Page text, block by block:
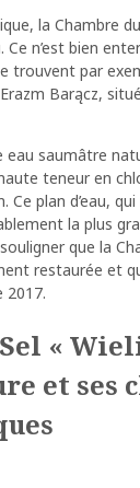
la Chambre
Ce n’est bien
trouvent par
Barącz,
eau saumâtre
teneur en
Ce plan d’eau,
la plus
que la
restaurée et
2017.
«
et ses